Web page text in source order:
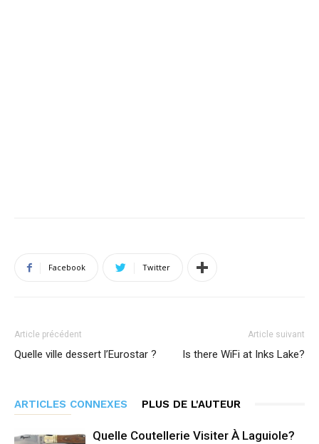
Facebook Twitter
Article précédent
Quelle ville dessert l’Eurostar ?
Article suivant
Is there WiFi at Inks Lake?
ARTICLES CONNEXES PLUS DE L'AUTEUR
Quelle Coutellerie Visiter À Laguiole?